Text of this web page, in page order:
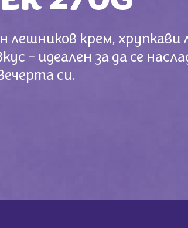
лешников крем, хрупкави
– идеален за да се
си.